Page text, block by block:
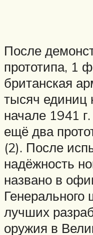
После
прототипа, 1
британская
тысяч единиц
начале 1941
ещё два
(2). После
надёжность
названо в
Генерального
лучших
оружия в